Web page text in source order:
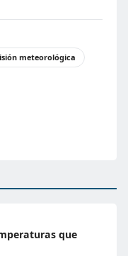
meteorológica
que